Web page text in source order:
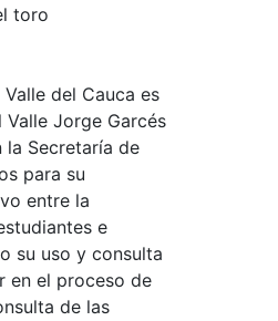
toro
del Cauca es
Jorge Garcés
Secretaría de
para su
entre la
e
su uso y consulta
en el proceso de
de las